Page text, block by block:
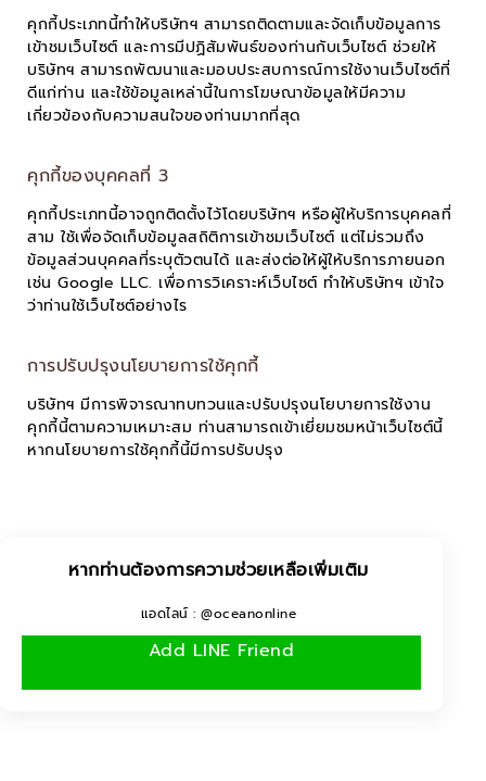
คุกกี้ประเภทนี้ทำให้บริษัทฯ สามารถติดตามและจัดเก็บข้อมูลการ
เข้าชมเว็บไซต์ และการมีปฏิสัมพันธ์ของท่านกับเว็บไซต์ ช่วยให้
บริษัทฯ สามารถพัฒนาและมอบประสบการณ์การใช้งานเว็บไซต์ที่
ดีแก่ท่าน และใช้ข้อมูลเหล่านี้ในการโฆษณาข้อมูลให้มีความ
เกี่ยวข้องกับความสนใจของท่านมากที่สุด
คุกกี้ของบุคคลที่ 3
คุกกี้ประเภทนี้อาจถูกติดตั้งไว้โดยบริษัทฯ หรือผู้ให้บริการบุคคลที่
สาม ใช้เพื่อจัดเก็บข้อมูลสถิติการเข้าชมเว็บไซต์ แต่ไม่รวมถึง
ข้อมูลส่วนบุคคลที่ระบุตัวตนได้ และส่งต่อให้ผู้ให้บริการภายนอก
เช่น Google LLC. เพื่อการวิเคราะห์เว็บไซต์ ทำให้บริษัทฯ เข้าใจ
ว่าท่านใช้เว็บไซต์อย่างไร
การปรับปรุงนโยบายการใช้คุกกี้
บริษัทฯ มีการพิจารณาทบทวนและปรับปรุงนโยบายการใช้งาน
คุกกี้นี้ตามความเหมาะสม ท่านสามารถเข้าเยี่ยมชมหน้าเว็บไซต์นี้
หากนโยบายการใช้คุกกี้นี้มีการปรับปรุง
หากท่านต้องการความช่วยเหลือเพิ่มเติม
แอดไลน์ : @oceanonline
Add LINE Friend